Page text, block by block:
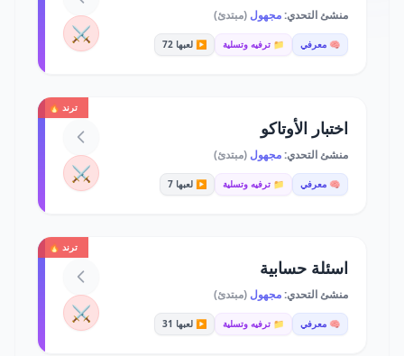
منشئ التحدي:مجهول (مبتدئ)
🧠 معرفي 📁 ترفيه وتسلية ▶️ لعبها 72 ⚔️
ترند 🔥
اختبار الأوتاكو
منشئ التحدي:مجهول (مبتدئ)
🧠 معرفي 📁 ترفيه وتسلية ▶️ لعبها 7 ⚔️
ترند 🔥
اسئلة حسابية
منشئ التحدي:مجهول (مبتدئ)
🧠 معرفي 📁 ترفيه وتسلية ▶️ لعبها 31 ⚔️